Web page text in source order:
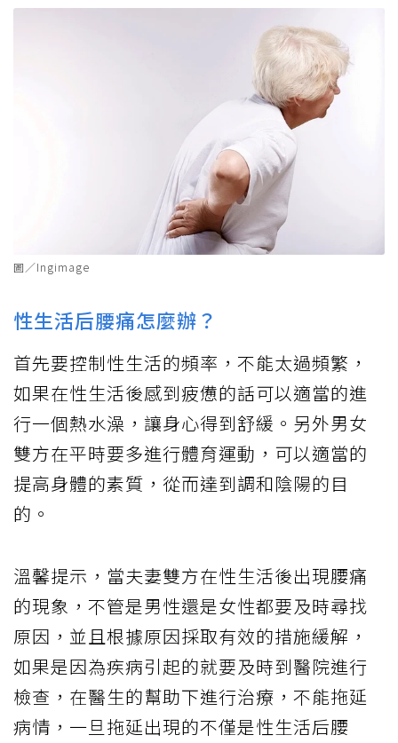
圖／Ingimage
性生活后腰痛怎麼辦？
首先要控制性生活的頻率，不能太過頻繁，
如果在性生活後感到疲憊的話可以適當的進
行一個熱水澡，讓身心得到舒緩。另外男女
雙方在平時要多進行體育運動，可以適當的
提高身體的素質，從而達到調和陰陽的目
的。
溫馨提示，當夫妻雙方在性生活後出現腰痛
的現象，不管是男性還是女性都要及時尋找
原因，並且根據原因採取有效的措施緩解，
如果是因為疾病引起的就要及時到醫院進行
檢查，在醫生的幫助下進行治療，不能拖延
病情，一旦拖延出現的不僅是性生活后腰